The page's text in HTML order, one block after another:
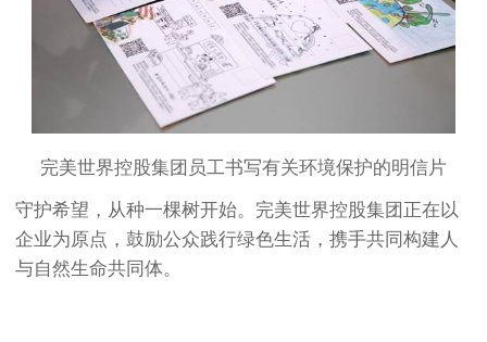
完美世界控股集团员工书写有关环境保护的明信片
守护希望，从种一棵树开始。完美世界控股集团正在以
企业为原点，鼓励公众践行绿色生活，携手共同构建人
与自然生命共同体。